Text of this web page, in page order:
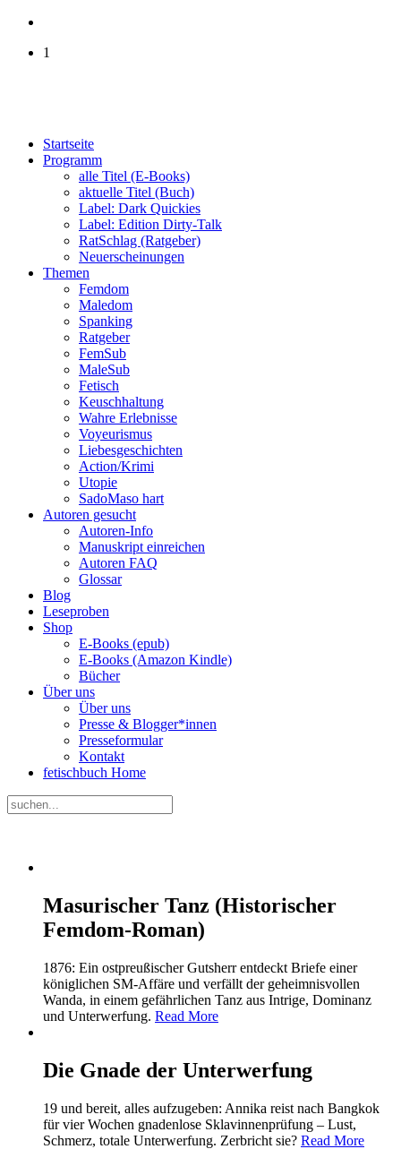
1
Startseite
Programm
alle Titel (E-Books)
aktuelle Titel (Buch)
Label: Dark Quickies
Label: Edition Dirty-Talk
RatSchlag (Ratgeber)
Neuerscheinungen
Themen
Femdom
Maledom
Spanking
Ratgeber
FemSub
MaleSub
Fetisch
Keuschhaltung
Wahre Erlebnisse
Voyeurismus
Liebesgeschichten
Action/Krimi
Utopie
SadoMaso hart
Autoren gesucht
Autoren-Info
Manuskript einreichen
Autoren FAQ
Glossar
Blog
Leseproben
Shop
E-Books (epub)
E-Books (Amazon Kindle)
Bücher
Über uns
Über uns
Presse & Blogger*innen
Presseformular
Kontakt
fetischbuch Home
Masurischer Tanz (Historischer
Femdom-Roman)
1876: Ein ostpreußischer Gutsherr entdeckt Briefe einer
königlichen SM-Affäre und verfällt der geheimnisvollen
Wanda, in einem gefährlichen Tanz aus Intrige, Dominanz
und Unterwerfung. Read More
Die Gnade der Unterwerfung
19 und bereit, alles aufzugeben: Annika reist nach Bangkok
für vier Wochen gnadenlose Sklavinnenprüfung – Lust,
Schmerz, totale Unterwerfung. Zerbricht sie? Read More